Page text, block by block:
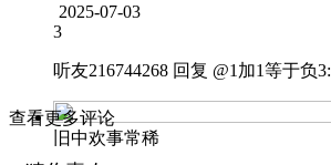
2025-07-03
3
听友216744268 回复 @1加1等于负3:
旧中欢事常稀
查看更多评论